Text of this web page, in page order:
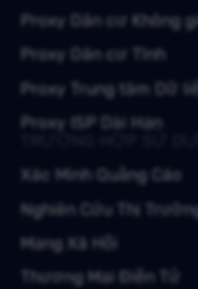
Proxy Dân cư Không
Proxy Dân cư Tĩnh
Proxy Trung tâm Dữ
Proxy ISP Dài Hạn
Xác Minh Quảng Cáo
Nghiên Cứu Thị
Mạng Xã Hội
Thương Mại Điện Tử